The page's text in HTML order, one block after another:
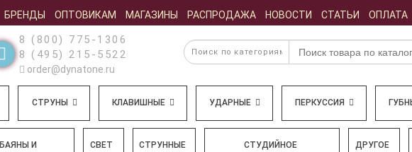
БРЕНДЫ ОПТОВИКАМ МАГАЗИНЫ РАСПРОДАЖА НОВОСТИ СТАТЬИ ОПЛАТА
8 (800) 775-1306
8 (495) 215-5522
order@dynatone.ru
СТРУНЫ КЛАВИШНЫЕ УДАРНЫЕ ПЕРКУССИЯ
БАЯНЫ И
СВЕТ СТРУННЫЕ
СТУДИЙНОЕ
ДРУГОЕ